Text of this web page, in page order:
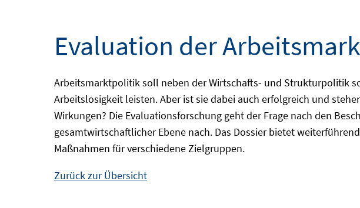
Evaluation der
Arbeitsmarktpolitik soll neben der Wirtschafts- und Strukturpolitik
Arbeitslosigkeit leisten. Aber ist sie dabei auch erfolgreich und
Wirkungen? Die Evaluationsforschung geht der Frage nach den
gesamtwirtschaftlicher Ebene nach. Das Dossier bietet
Maßnahmen für verschiedene Zielgruppen.
Zurück zur Übersicht